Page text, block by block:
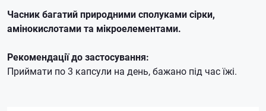
Часник багатий природними сполуками сірки,
амінокислотами та мікроелементами.
Рекомендації до застосування:
Приймати по 3 капсули на день, бажано під час їжі.